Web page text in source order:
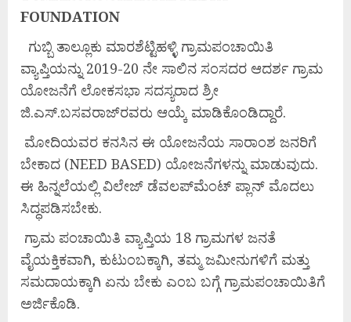
FOUNDATION
ಗುಬ್ಬಿ ತಾಲ್ಲೂಕು ಮಾರಶೆಟ್ಟಿಹಳ್ಳಿ ಗ್ರಾಮಪಂಚಾಯಿತಿ
ವ್ಯಾಪ್ತಿಯನ್ನು 2019-20 ನೇ ಸಾಲಿನ ಸಂಸದರ ಆದರ್ಶ ಗ್ರಾಮ
ಯೋಜನೆಗೆ ಲೋಕಸಭಾ ಸದಸ್ಯರಾದ ಶ್ರೀ
ಜಿ.ಎಸ್.ಬಸವರಾಜ್‌ರವರು ಆಯ್ಕೆ ಮಾಡಿಕೊಂಡಿದ್ದಾರೆ.
ಮೋದಿಯವರ ಕನಸಿನ ಈ ಯೋಜನೆಯ ಸಾರಾಂಶ ಜನರಿಗೆ
ಬೇಕಾದ (NEED BASED) ಯೋಜನೆಗಳನ್ನು ಮಾಡುವುದು.
ಈ ಹಿನ್ನಲೆಯಲ್ಲಿ ವಿಲೇಜ್ ಡೆವಲಪ್‌ಮೆಂಟ್ ಪ್ಲಾನ್ ಮೊದಲು
ಸಿದ್ಧಪಡಿಸಬೇಕು.
ಗ್ರಾಮ ಪಂಚಾಯಿತಿ ವ್ಯಾಪ್ತಿಯ 18 ಗ್ರಾಮಗಳ ಜನತೆ
ವೈಯಕ್ತಿಕವಾಗಿ, ಕುಟುಂಬಕ್ಕಾಗಿ, ತಮ್ಮ ಜಮೀನುಗಳಿಗೆ ಮತ್ತು
ಸಮದಾಯಕ್ಕಾಗಿ ಏನು ಬೇಕು ಎಂಬ ಬಗ್ಗೆ ಗ್ರಾಮಪಂಚಾಯಿತಿಗೆ
ಅರ್ಜಿಕೊಡಿ.